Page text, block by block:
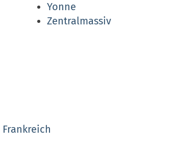
Yonne
Zentralmassiv
Frankreich